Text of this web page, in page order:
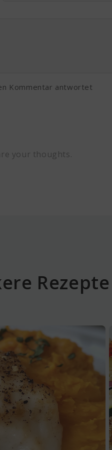
Kommentar antwortet
your thoughts.
Rezepte